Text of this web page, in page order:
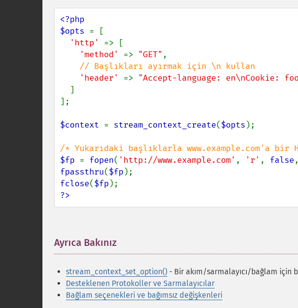
<?php
$opts = [
'http' => [
'method' => "GET" ,
// Başlıkları ayırmak için \n kullan
'header' => "Accept-language: en\nCookie:
];
$context = stream_context_create($opts );
$fp = fopen( 'http://www.example.com' , 'r' , false
fpassthru($fp
fclose($fp
?>
Ayrıca Bakınız
stream_context_set_option() - Bir akım/sarmalayıcı/bağlam için
Desteklenen Protokoller ve Sarmalayıcılar
Bağlam seçenekleri ve bağımsız değişkenleri